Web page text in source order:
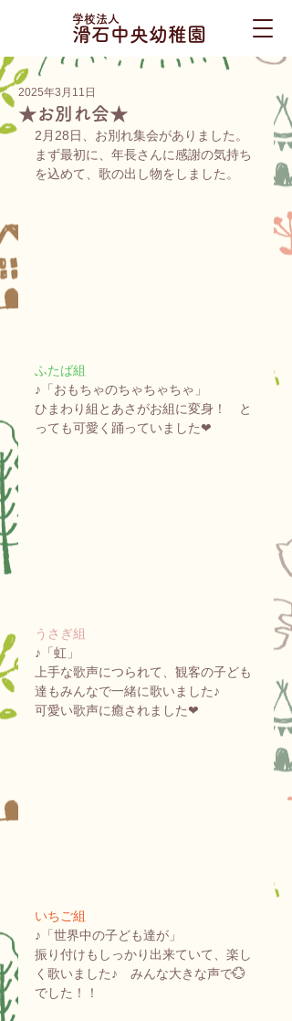
学校法人
滑石中央幼稚園
★お別れ会★
2025年3月11日
2月28日、お別れ集会がありました。
まず最初に、年長さんに感謝の気持ち
を込めて、歌の出し物をしました。
ふたば組
♪「おもちゃのちゃちゃちゃ」
ひまわり組とあさがお組に変身！　と
っても可愛く踊っていました❤
うさぎ組
♪「虹」
上手な歌声につられて、観客の子ども
達もみんなで一緒に歌いました♪
可愛い歌声に癒されました❤
いちご組
♪「世界中の子ども達が」
振り付けもしっかり出来ていて、楽し
く歌いました♪　みんな大きな声で💮
でした！！